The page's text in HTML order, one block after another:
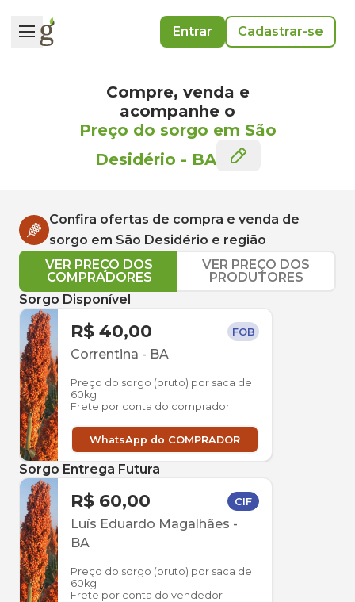
Entrar Cadastrar-se
Compre, venda e
acompanhe o
Preço do sorgo em São
Desidério - BA
Confira ofertas de compra e venda de
sorgo em São Desidério e região
VER PREÇO DOS
COMPRADORES
VER PREÇO DOS
PRODUTORES
Sorgo Disponível
R$ 40,00 FOB
Correntina - BA
Preço do sorgo (bruto) por saca de
60kg
Frete por conta do comprador
WhatsApp do COMPRADOR
Sorgo Entrega Futura
R$ 60,00 CIF
Luís Eduardo Magalhães -
BA
Preço do sorgo (bruto) por saca de
60kg
Frete por conta do vendedor